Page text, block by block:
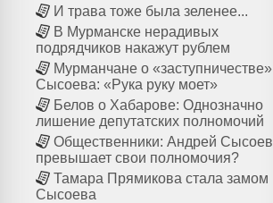
И трава тоже была зеленее...
В Мурманске нерадивых
подрядчиков накажут рублем
Мурманчане о «заступничестве»
Сысоева: «Рука руку моет»
Белов о Хабарове: Однозначно
лишение депутатских полномочий
Общественники: Андрей Сысоев
превышает свои полномочия?
Тамара Прямикова стала замом
Сысоева